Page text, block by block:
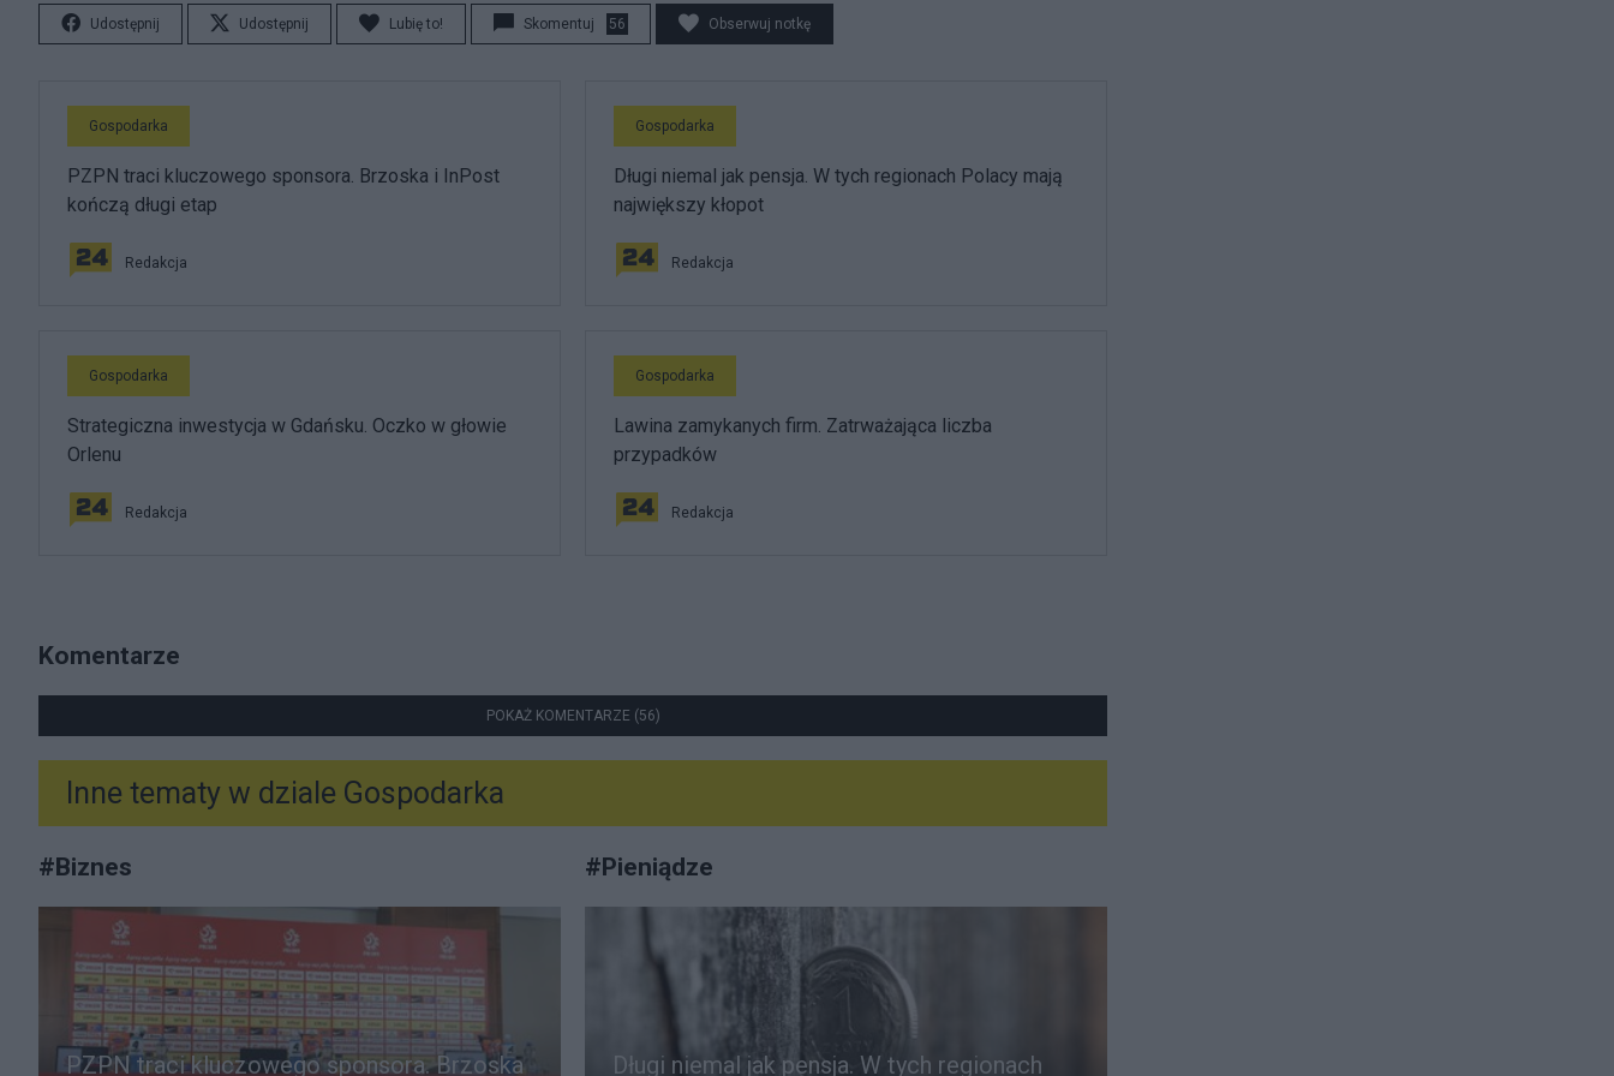
Udostępnij Udostępnij Lubię to! Skomentuj 56 Obserwuj notkę
Gospodarka
PZPN traci kluczowego sponsora. Brzoska i InPost
kończą długi etap
Redakcja
Gospodarka
Długi niemal jak pensja. W tych regionach Polacy mają
największy kłopot
Redakcja
Gospodarka
Strategiczna inwestycja w Gdańsku. Oczko w głowie
Orlenu
Redakcja
Gospodarka
Lawina zamykanych firm. Zatrważająca liczba
przypadków
Redakcja
Komentarze
POKAŻ KOMENTARZE (56)
Inne tematy w dziale Gospodarka
#Biznes
PZPN traci kluczowego sponsora. Brzoska
#Pieniądze
Długi niemal jak pensja. W tych regionach